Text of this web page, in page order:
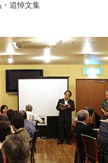
追悼文集